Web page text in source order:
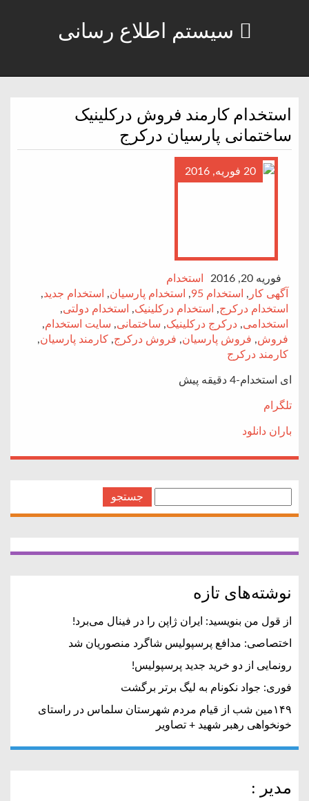
سیستم اطلاع رسانی
استخدام کارمند فروش درکلینیک
ساختمانی پارسیان درکرج
20 فوریه, 2016
فوریه 20, 2016
استخدام
آگهی کار , استخدام 95 , استخدام پارسیان, استخدام جدید,
استخدام درکرج, استخدام درکلینیک, استخدام دولتی,
استخدامی, درکرج درکلینیک, ساختمانی, سایت استخدام,
فروش, فروش پارسیان, فروش درکرج, کارمند پارسیان,
کارمند درکرج
ای استخدام-4 دقیقه پیش
تلگرام
باران دانلود
نوشته‌های تازه
از قول من بنویسید: ایران ژاپن را در فینال می‌برد!
اختصاصی: مدافع پرسپولیس شاگرد منصوریان شد
رونمایی از دو خرید جدید پرسپولیس!
فوری: جواد نکونام به لیگ برتر برگشت
۱۴۹مین شب از قیام مردم شهرستان سلماس در راستای
خونخواهی رهبر شهید + تصاویر
مدیر :